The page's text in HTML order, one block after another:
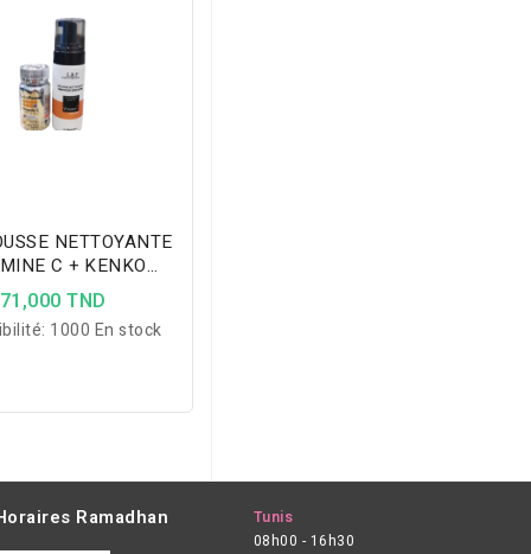
NETTOYANTE
C + KENKO
VIT C
71,000 TND
1000 En stock
Ramadhan
Tunis
08h00 - 16h30